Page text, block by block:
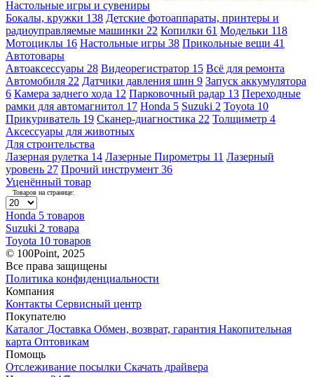
Настольные игры и сувениры
Бокалы, кружки 138 Детские фотоаппараты, принтеры и
радиоуправляемые машинки 22 Копилки 61 Модельки 118
Мотоциклы 16 Настольные игры 38 Прикольные вещи 41
Автотовары
Автоаксессуары 28 Видеорегистратор 15 Всё для ремонта
Автомобиля 22 Датчики давления шин 9 Запуск аккумулятора
6 Камера заднего хода 12 Парковочный радар 13 Переходные
рамки для автомагнитол 17 Honda 5 Suzuki 2 Toyota 10
Прикуриватель 19 Сканер-диагностика 22 Толщиметр 4
Аксессуары для животных
Для строительства
Лазерная рулетка 14 Лазерные Пирометры 11 Лазерный
уровень 27 Прочий инструмент 36
Уценённый товар
Товаров на странице:
Honda 5 товаров
Suzuki 2 товара
Toyota 10 товаров
© 100Point, 2025
Все права защищены
Политика конфиденциальности
Компания
Контакты Сервисный центр
Покупателю
Каталог Доставка Обмен, возврат, гарантия Накопительная
карта Оптовикам
Помощь
Отслеживание посылки Скачать драйвера